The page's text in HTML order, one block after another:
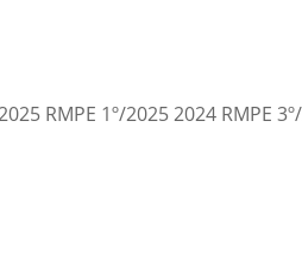
RMPE 1º/2025 2024 RMPE